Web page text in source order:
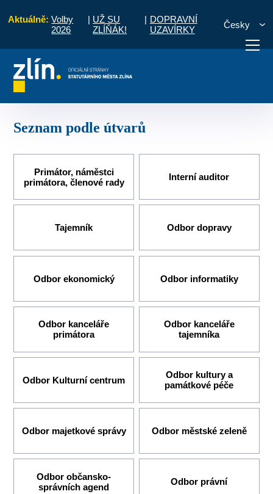
Aktuálně: Volby
2026
| UŽ SU
ZLÍŇÁK!
| DOPRAVNÍ
UZAVÍRKY
Česky
Potřebuji zaplatit
Seznam podle útvarů
Primátor, náměstci
primátora, členové rady
Interní auditor
Tajemník Odbor dopravy
Odbor ekonomický Odbor informatiky
Odbor kanceláře
primátora
Odbor kanceláře
tajemníka
Odbor Kulturní centrum
Odbor kultury a
památkové péče
Odbor majetkové správy Odbor městské zeleně
Odbor občansko-
správních agend
Odbor právní